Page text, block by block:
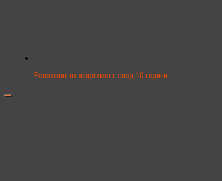
Реновация на апартамент след 10 години